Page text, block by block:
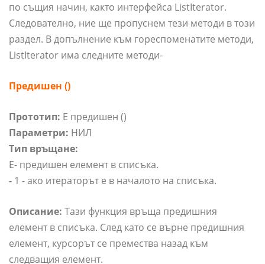
по същия начин, както интерфейса ListIterator.
Следователно, ние ще пропуснем тези методи в този
раздел. В допълнение към гореспоменатите методи,
ListIterator има следните методи-
Предишен ()
Прототип: E предишен ()
Параметри: НИЛ
Тип връщане:
E- предишен елемент в списъка.
- 1 - ако итераторът е в началото на списъка.
Описание: Тази функция връща предишния
елемент в списъка. След като се върне предишния
елемент, курсорът се премества назад към
следващия елемент.